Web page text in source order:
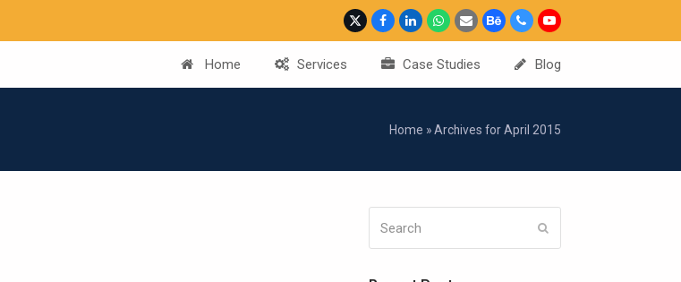
TwitterFacebook
LinkedInWhatsapp
EmailBehance
PhoneYouTube
Home Services Case Studies Blog
Home »Archives for April 2015